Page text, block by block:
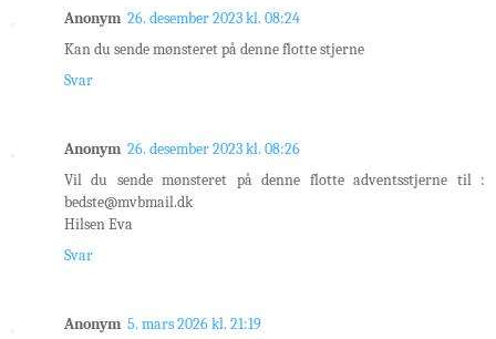
Anonym 26. desember 2023 kl. 08:24
Kan du sende mønsteret på denne flotte stjerne
Svar
Anonym 26. desember 2023 kl. 08:26
Vil du sende mønsteret på denne flotte adventsstjerne til :
bedste@mvbmail.dk
Hilsen Eva
Svar
Anonym 5. mars 2026 kl. 21:19